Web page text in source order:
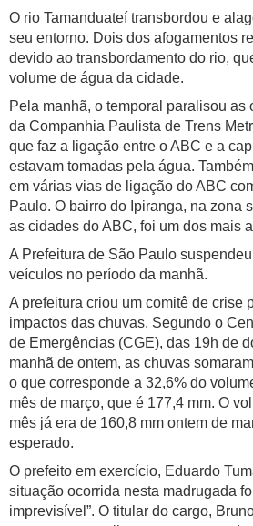
O rio Tamanduateí transbordou e
seu entorno. Dois dos afogamentos
devido ao transbordamento do rio,
volume de água da cidade.
Pela manhã, o temporal paralisou as
da Companhia Paulista de Trens
que faz a ligação entre o ABC e a
estavam tomadas pela água.
em várias vias de ligação do ABC
Paulo. O bairro do Ipiranga, na zona
as cidades do ABC, foi um dos mais
A Prefeitura de São Paulo
veículos no período da manhã.
A prefeitura criou um comitê de crise
impactos das chuvas. Segundo o
de Emergências (CGE), das 19h de
manhã de ontem, as chuvas
o que corresponde a 32,6% do
mês de março, que é 177,4 mm. O
mês já era de 160,8 mm ontem de
esperado.
O prefeito em exercício, Eduardo
situação ocorrida nesta madrugada
imprevisível”. O titular do cargo,